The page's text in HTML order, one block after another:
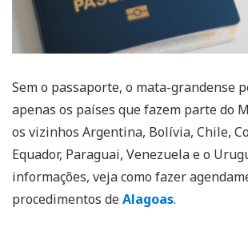
Sem o passaporte, o mata-grandense
apenas os países que fazem parte do
os vizinhos Argentina, Bolívia, Chile,
Equador, Paraguai, Venezuela e o
informações, veja como fazer
procedimentos deAlagoas.